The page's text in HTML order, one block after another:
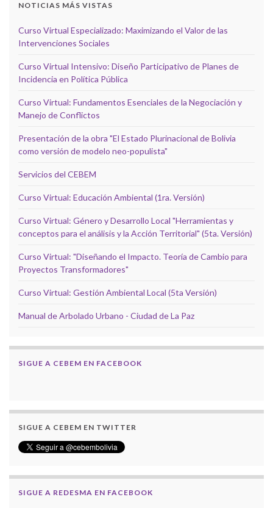
NOTICIAS MÁS VISTAS
Curso Virtual Especializado: Maximizando el Valor de las
Intervenciones Sociales
Curso Virtual Intensivo: Diseño Participativo de Planes de
Incidencia en Política Pública
Curso Virtual: Fundamentos Esenciales de la Negociación y
Manejo de Conflictos
Presentación de la obra "El Estado Plurinacional de Bolivia
como versión de modelo neo-populista"
Servicios del CEBEM
Curso Virtual: Educación Ambiental (1ra. Versión)
Curso Virtual: Género y Desarrollo Local "Herramientas y
conceptos para el análisis y la Acción Territorial" (5ta. Versión)
Curso Virtual: "Diseñando el Impacto. Teoría de Cambio para
Proyectos Transformadores"
Curso Virtual: Gestión Ambiental Local (5ta Versión)
Manual de Arbolado Urbano - Ciudad de La Paz
SIGUE A CEBEM EN FACEBOOK
SIGUE A CEBEM EN TWITTER
SIGUE A REDESMA EN FACEBOOK